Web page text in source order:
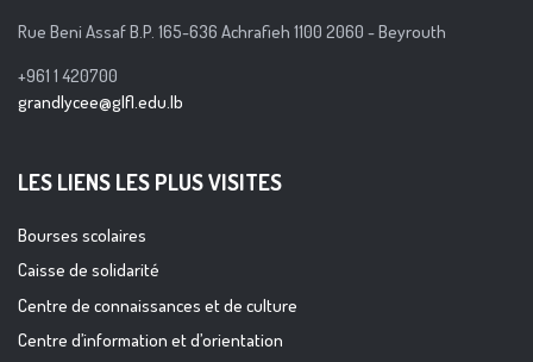
Rue Beni Assaf B.P. 165-636 Achrafieh 1100 2060 - Beyrouth
+961 1 420700
grandlycee@glfl.edu.lb
LES LIENS LES PLUS VISITES
Bourses scolaires
Caisse de solidarité
Centre de connaissances et de culture
Centre d’information et d’orientation